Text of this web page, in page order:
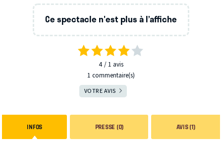
Ce spectacle n'est plus à l’affiche
4 1 avis
1 commentaire(s)
VOTRE AVIS
INFOS PRESSE (0) AVIS (1)